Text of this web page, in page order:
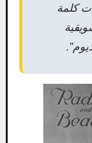
كلمة